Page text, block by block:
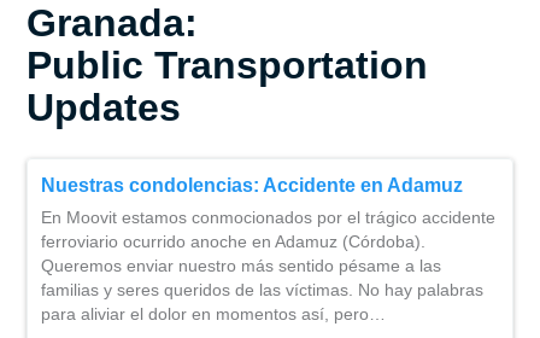
Granada:
Public Transportation
Updates
Nuestras condolencias: Accidente en Adamuz
En Moovit estamos conmocionados por el trágico accidente
ferroviario ocurrido anoche en Adamuz (Córdoba).
Queremos enviar nuestro más sentido pésame a las
familias y seres queridos de las víctimas. No hay palabras
para aliviar el dolor en momentos así, pero…